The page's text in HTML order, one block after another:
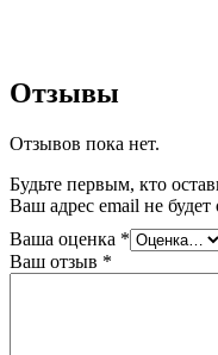
Отзывы
Отзывов пока нет.
Будьте первым, кто
Ваш адрес email не будет
Ваша оценка *
Ваш отзыв *